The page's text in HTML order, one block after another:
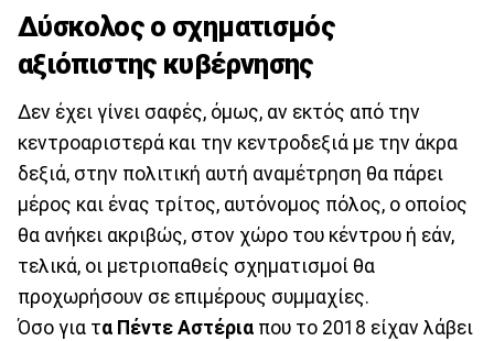
Δύσκολος ο σχηματισμός
αξιόπιστης κυβέρνησης
Δεν έχει γίνει σαφές, όμως, αν εκτός από την
κεντροαριστερά και την κεντροδεξιά με την άκρα
δεξιά, στην πολιτική αυτή αναμέτρηση θα πάρει
μέρος και ένας τρίτος, αυτόνομος πόλος, ο οποίος
θα ανήκει ακριβώς, στον χώρο του κέντρου ή εάν,
τελικά, οι μετριοπαθείς σχηματισμοί θα
προχωρήσουν σε επιμέρους συμμαχίες.
Όσο για τα Πέντε Αστέρια που το 2018 είχαν λάβει